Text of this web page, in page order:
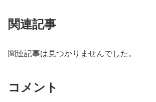
関連記事
関連記事は見つかりませんでした。
コメント